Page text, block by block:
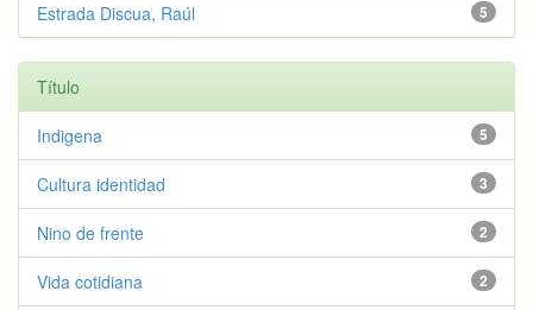
5
Estrada Discua, Raúl
Título
5
Indigena
3
Cultura identidad
2
Nino de frente
2
Vida cotidiana